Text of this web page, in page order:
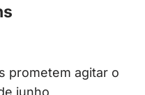
prometem agitar o
junho